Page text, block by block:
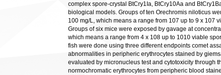
complex spore-crystal BtCry1Ia, BtCry10Aa and
biological models. Groups of ten Orechromis niloticus
100 mg/L, which means a range from 107 up to 9 x 107
Groups of six mice were exposed by gavage at
which means a range from 4 x 108 up to 1010 viable
fish were done using three different endpoints comet
abnormalities in peripheric erythrocytes stained by
evaluated by micronucleus test and cytotoxicity through
normochromatic erythrocytes from peripheric blood